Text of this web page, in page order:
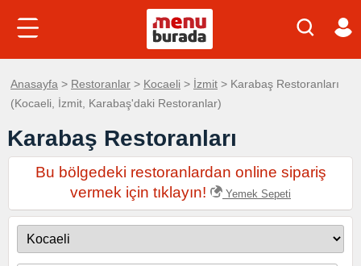
Anasayfa > Restoranlar > Kocaeli > İzmit > Karabaş Restoranları
(Kocaeli, İzmit, Karabaş'daki Restoranlar)
Karabaş Restoranları
Bu bölgedeki restoranlardan online sipariş
vermek için tıklayın!
Yemek Sepeti